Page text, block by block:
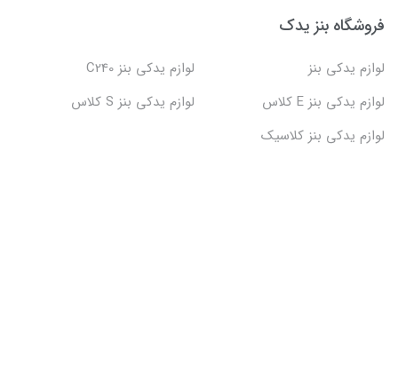
فروشگاه بنز یدک
لوازم یدکی بنز
لوازم یدکی بنز C240
لوازم یدکی بنز E کلاس
لوازم یدکی بنز S کلاس
لوازم یدکی بنز کلاسیک